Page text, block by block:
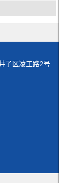
子区凌工路2号